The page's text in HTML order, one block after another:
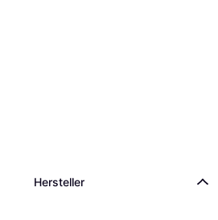
Hersteller